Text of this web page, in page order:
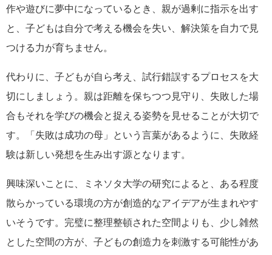
作や遊びに夢中になっているとき、親が過剰に指示を出す
と、子どもは自分で考える機会を失い、解決策を自力で見
つける力が育ちません。
代わりに、子どもが自ら考え、試行錯誤するプロセスを大
切にしましょう。親は距離を保ちつつ見守り、失敗した場
合もそれを学びの機会と捉える姿勢を見せることが大切で
す。「失敗は成功の母」という言葉があるように、失敗経
験は新しい発想を生み出す源となります。
興味深いことに、ミネソタ大学の研究によると、ある程度
散らかっている環境の方が創造的なアイデアが生まれやす
いそうです。完璧に整理整頓された空間よりも、少し雑然
とした空間の方が、子どもの創造力を刺激する可能性があ